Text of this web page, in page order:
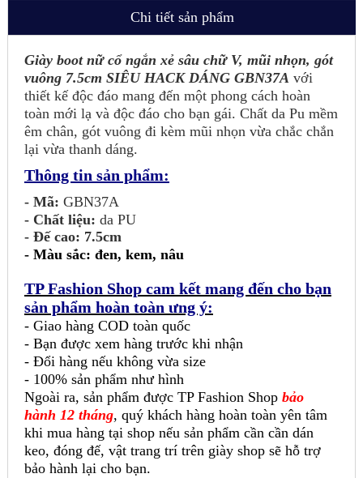
Chi tiết sản phẩm
Giày boot nữ cổ ngắn xẻ sâu chữ V, mũi nhọn, gót
vuông 7.5cm SIÊU HACK DÁNG GBN37Avới
thiết kế độc đáo mang đến một phong cách hoàn
toàn mới lạ và độc đáo cho bạn gái. Chất da Pu mềm
êm chân, gót vuông đi kèm mũi nhọn vừa chắc chắn
lại vừa thanh dáng.
Thông tin sản phẩm:
- Mã: GBN37A
- Chất liệu: da PU
- Đế cao: 7.5cm
- Màu sắc: đen, kem, nâu
TP Fashion Shop cam kết mang đến cho bạn
sản phẩm hoàn toàn ưng ý:
- Giao hàng COD toàn quốc
- Bạn được xem hàng trước khi nhận
- Đổi hàng nếu không vừa size
- 100% sản phẩm như hình
Ngoài ra, sản phẩm được TP Fashion Shop bảo
hành 12 tháng, quý khách hàng hoàn toàn yên tâm
khi mua hàng tại shop nếu sản phẩm cần cần dán
keo, đóng đế, vật trang trí trên giày shop sẽ hỗ trợ
bảo hành lại cho bạn.